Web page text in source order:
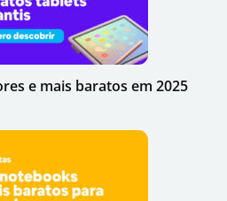
e mais baratos em 2025